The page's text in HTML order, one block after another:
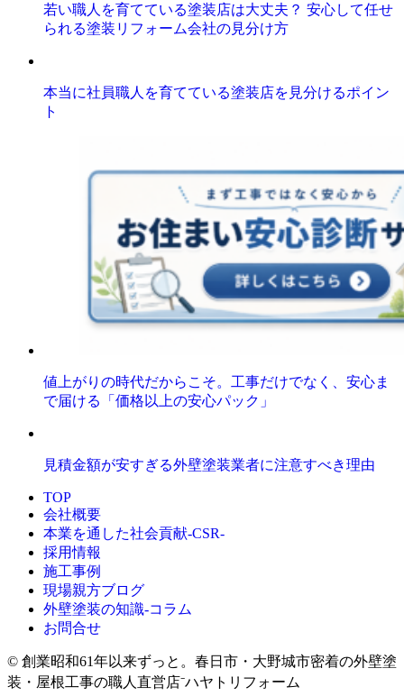
若い職人を育てている塗装店は大丈夫？ 安心して任せ
られる塗装リフォーム会社の見分け方
本当に社員職人を育てている塗装店を見分けるポイン
ト
値上がりの時代だからこそ。工事だけでなく、安心ま
で届ける「価格以上の安心パック」
見積金額が安すぎる外壁塗装業者に注意すべき理由
TOP
会社概要
本業を通した社会貢献-CSR-
採用情報
施工事例
現場親方ブログ
外壁塗装の知識‐コラム
お問合せ
© 創業昭和61年以来ずっと。春日市・大野城市密着の外壁塗
装・屋根工事の職人直営店⁻ハヤトリフォーム